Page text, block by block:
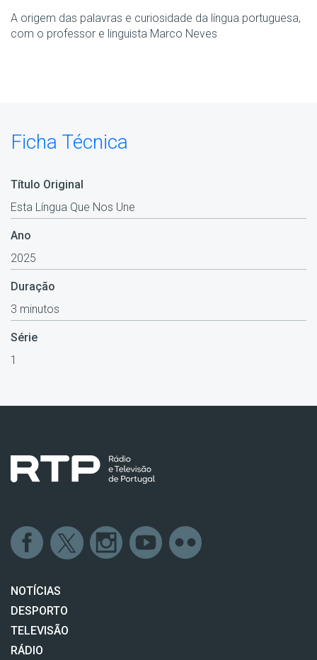
A origem das palavras e curiosidade da língua portuguesa,
com o professor e linguista Marco Neves
Ficha Técnica
Título Original
Esta Língua Que Nos Une
Ano
2025
Duração
3 minutos
Série
1
NOTÍCIAS
DESPORTO
TELEVISÃO
RÁDIO